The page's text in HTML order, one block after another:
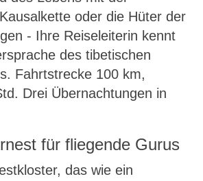
oder die Hüter der
- Ihre Reiseleiterin kennt
des tibetischen
Fahrtstrecke 100 km,
Drei Übernachtungen in
für fliegende Gurus
das wie ein